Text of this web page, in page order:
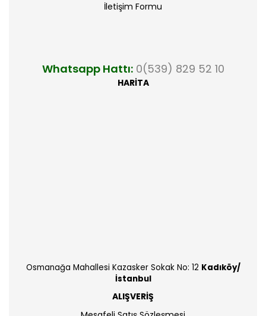
İletişim Formu
Whatsapp Hattı: 0(539) 829 52 10
HARİTA
Osmanağa Mahallesi Kazasker Sokak No: 12 Kadıköy/
İstanbul
ALIŞVERİŞ